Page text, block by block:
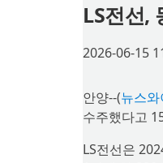
LS전선,
2026-06-15
안양--(뉴스와
수주했다고
LS전선은